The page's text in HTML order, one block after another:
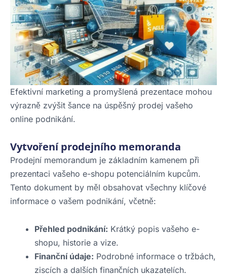
Efektivní marketing a promyšlená prezentace mohou
výrazně zvýšit šance na úspěšný prodej vašeho
online podnikání.
Vytvoření prodejního memoranda
Prodejní memorandum je základním kamenem při
prezentaci vašeho e-shopu potenciálním kupcům.
Tento dokument by měl obsahovat všechny klíčové
informace o vašem podnikání, včetně:
Přehled podnikání: Krátký popis vašeho e-
shopu, historie a vize.
Finanční údaje: Podrobné informace o tržbách,
ziscích a dalších finančních ukazatelích.